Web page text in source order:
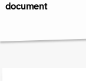
document